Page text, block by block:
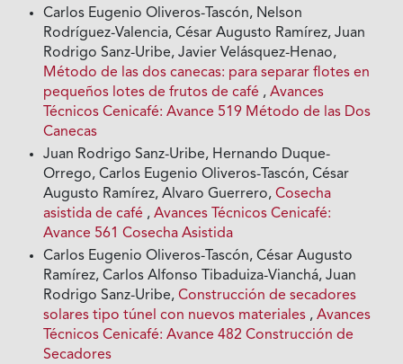
Carlos Eugenio Oliveros-Tascón, Nelson
Rodríguez-Valencia, César Augusto Ramírez, Juan
Rodrigo Sanz-Uribe, Javier Velásquez-Henao,
Método de las dos canecas: para separar flotes en
pequeños lotes de frutos de café ,Avances
Técnicos Cenicafé: Avance 519 Método de las Dos
Canecas
Juan Rodrigo Sanz-Uribe, Hernando Duque-
Orrego, Carlos Eugenio Oliveros-Tascón, César
Augusto Ramírez, Alvaro Guerrero,Cosecha
asistida de café ,Avances Técnicos Cenicafé:
Avance 561 Cosecha Asistida
Carlos Eugenio Oliveros-Tascón, César Augusto
Ramírez, Carlos Alfonso Tibaduiza-Vianchá, Juan
Rodrigo Sanz-Uribe,Construcción de secadores
solares tipo túnel con nuevos materiales ,Avances
Técnicos Cenicafé: Avance 482 Construcción de
Secadores